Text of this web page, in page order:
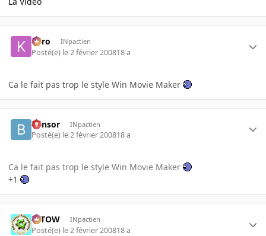
kyro INpactien
Posté(e) le 2 février 200818 a
Ca le fait pas trop le style Win Movie Maker
bensor INpactien
Posté(e) le 2 février 200818 a
Ca le fait pas trop le style Win Movie Maker
+1
toTOW INpactien
Posté(e) le 2 février 200818 a